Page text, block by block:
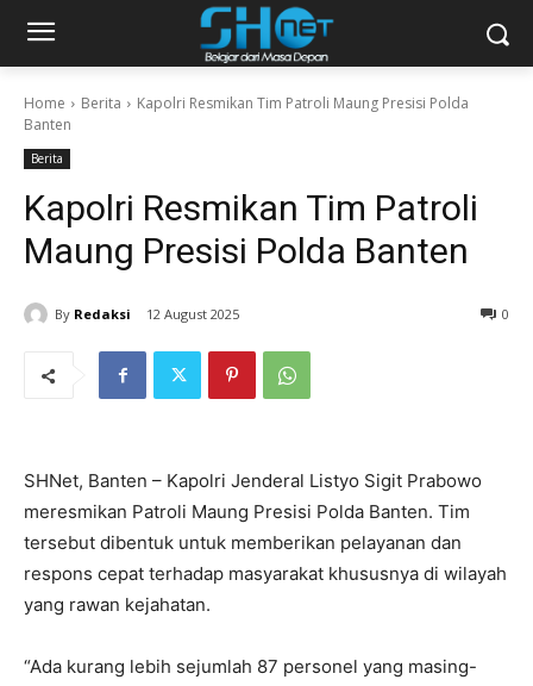
Home Berita
Kapolri Resmikan Tim Patroli Maung Presisi Polda
Banten
Berita
Kapolri Resmikan Tim Patroli
Maung Presisi Polda Banten
By Redaksi 12 August 2025 0
SHNet, Banten – Kapolri Jenderal Listyo Sigit Prabowo
meresmikan Patroli Maung Presisi Polda Banten. Tim
tersebut dibentuk untuk memberikan pelayanan dan
respons cepat terhadap masyarakat khususnya di wilayah
yang rawan kejahatan.
“Ada kurang lebih sejumlah 87 personel yang masing-